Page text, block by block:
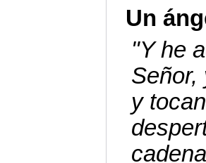
Un
"Y he
Señor,
y